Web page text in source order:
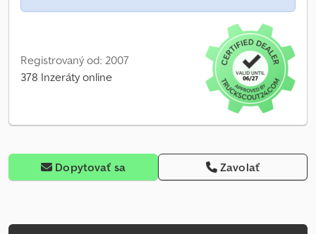
Registrovaný od: 2007
378 Inzeráty online
Dopytovať sa Zavolať